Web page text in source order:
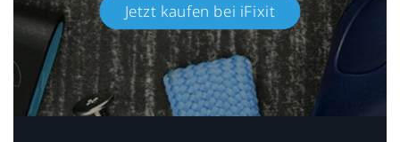
Jetzt kaufen bei iFixit​